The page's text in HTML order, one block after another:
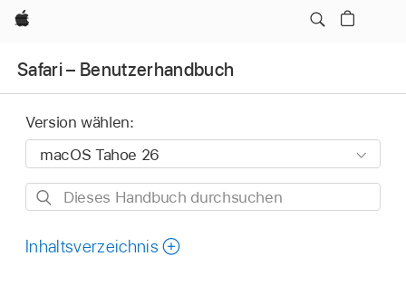
Apple
Safari – Benutzerhandbuch
Version wählen:
Dieses
durchsuchen
Inhaltsverzeichnis